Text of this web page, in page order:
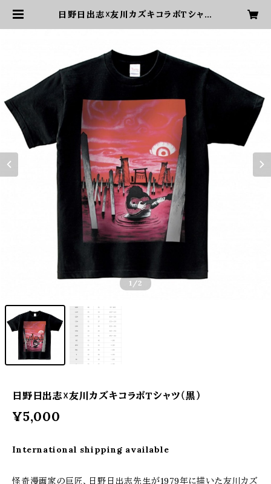
日野日出志☓友川カズキコラボTシャツ
1 /2
日野日出志☓友川カズキコラボTシャツ（黒）
¥5,000
International shipping available
怪奇漫画家の巨匠、日野日出志先生が1979年に描いた友川カズ